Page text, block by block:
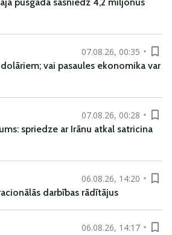
07.08.26, 00:35
vai pasaules ekonomika var
07.08.26, 00:28
spriedze ar Irānu atkal satricina
06.08.26, 14:20
darbības rādītājus
06.08.26, 14:17